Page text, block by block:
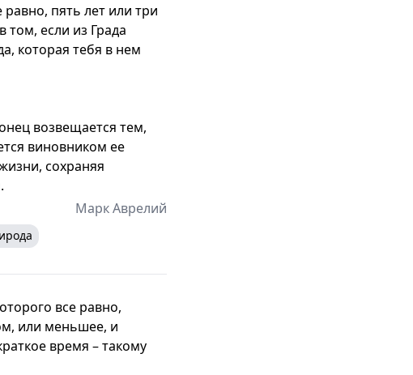
пять лет или три
том, если из Града
которая тебя в нем
возвещается тем,
виновником ее
сохраняя
Марк Аврелий
все равно,
или меньшее, и
время – такому